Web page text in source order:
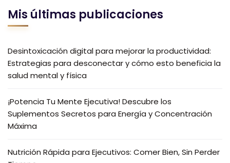
Mis últimas publicaciones
Desintoxicación digital para mejorar la productividad:
Estrategias para desconectar y cómo esto beneficia la
salud mental y física
¡Potencia Tu Mente Ejecutiva! Descubre los
Suplementos Secretos para Energía y Concentración
Máxima
Nutrición Rápida para Ejecutivos: Comer Bien, Sin Perder